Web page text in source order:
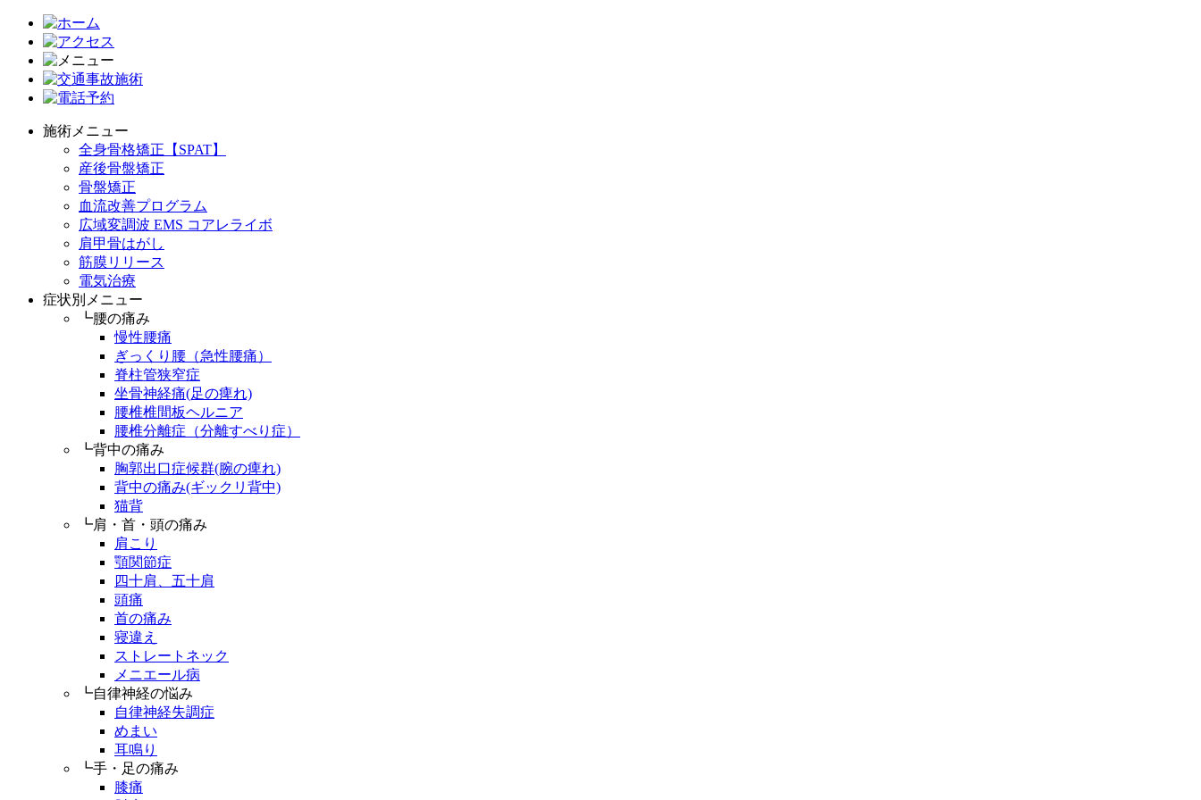
施術メニュー
全身骨格矯正【SPAT】
産後骨盤矯正
骨盤矯正
血流改善プログラム
広域変調波 EMS コアレライボ
肩甲骨はがし
筋膜リリース
電気治療
症状別メニュー
┗腰の痛み
慢性腰痛
ぎっくり腰（急性腰痛）
脊柱管狭窄症
坐骨神経痛(足の痺れ)
腰椎椎間板ヘルニア
腰椎分離症（分離すべり症）
┗背中の痛み
胸郭出口症候群(腕の痺れ)
背中の痛み(ギックリ背中)
猫背
┗肩・首・頭の痛み
肩こり
顎関節症
四十肩、五十肩
頭痛
首の痛み
寝違え
ストレートネック
メニエール病
┗自律神経の悩み
自律神経失調症
めまい
耳鳴り
┗手・足の痛み
膝痛